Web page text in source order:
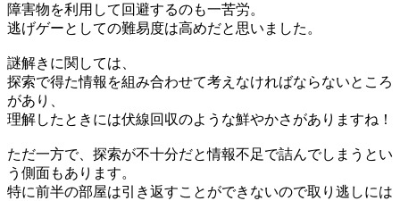
障害物を利用して回避するのも一苦労。
逃げゲーとしての難易度は高めだと思いました。
謎解きに関しては、
探索で得た情報を組み合わせて考えなければならないところ
があり、
理解したときには伏線回収のような鮮やかさがありますね！
ただ一方で、探索が不十分だと情報不足で詰んでしまうとい
う側面もあります。
特に前半の部屋は引き返すことができないので取り逃しには